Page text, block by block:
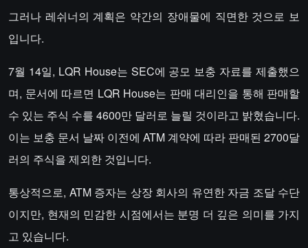
그러나 레쉬너의 계획은 약간의 장애물에 직면한 것으로 보
입니다.
7월 14일, LQR House는 SEC에 공모 보충 자료를 제출했으
며, 문서에 따르면 LQR House는 판매 대리인을 통해 판매할
수 있는 주식 수를 4600만 달러로 늘릴 것이라고 밝혔습니다.
이는 보충 문서 날짜 이전에 ATM 계약에 따라 판매된 2700달
러의 주식을 제외한 것입니다.
통상적으로, ATM 증자는 상장 회사의 유연한 자금 조달 수단
이지만, 현재의 민감한 시점에서는 분명 더 깊은 의미를 가지
고 있습니다.